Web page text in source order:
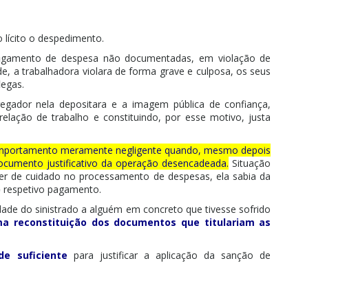
lícito o despedimento.
de despesa não documentadas, em violação de
a trabalhadora violara de forma grave e culposa, os seus
nela depositara e a imagem pública de confiança,
de trabalho e constituindo, por esse motivo, justa
meramente negligente quando, mesmo depois
justificativo da operação desencadeada. Situação
cuidado no processamento de despesas, ela sabia da
pagamento.
do sinistrado a alguém em concreto que tivesse sofrido
reconstituição dos documentos que titulariam as
suficiente para justificar a aplicação da sanção de